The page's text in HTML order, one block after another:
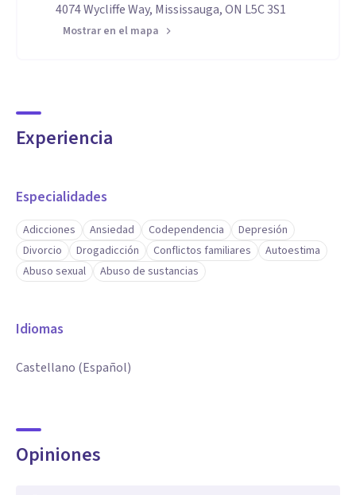
4074 Wycliffe Way, Mississauga, ON L5C 3S1
Mostrar en el mapa
Experiencia
Especialidades
Adicciones Ansiedad Codependencia
Depresión
Divorcio
Drogadicción Conflictos familiares
Autoestima
Abuso sexual
Abuso de sustancias
Idiomas
Castellano (Español)
Opiniones